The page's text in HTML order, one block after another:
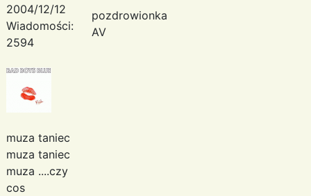
2004/12/12
Wiadomości:
2594
muza taniec
muza taniec
muza ....czy
cos
pozdrowionka
AV